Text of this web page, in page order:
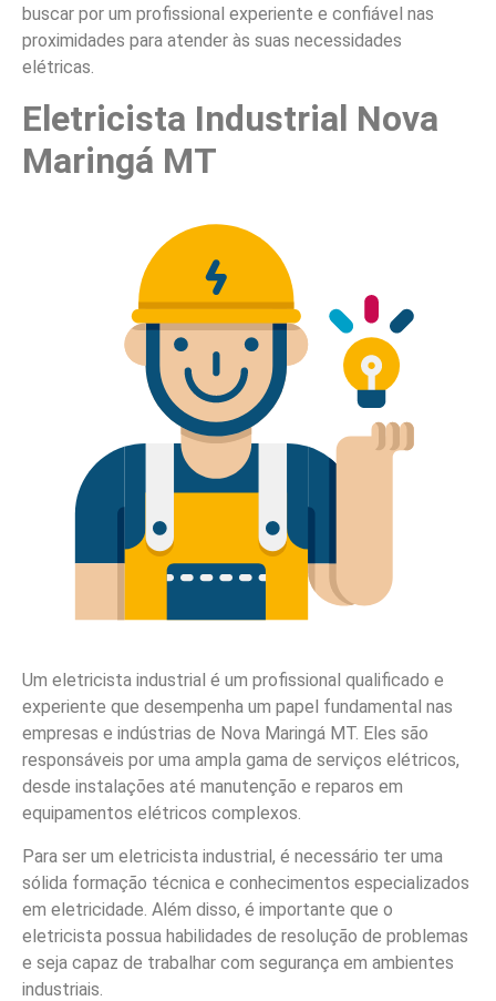
buscar por um profissional experiente e confiável nas
proximidades para atender às suas necessidades
elétricas.
Eletricista Industrial Nova
Maringá MT
Um eletricista industrial é um profissional qualificado e
experiente que desempenha um papel fundamental nas
empresas e indústrias de Nova Maringá MT. Eles são
responsáveis por uma ampla gama de serviços elétricos,
desde instalações até manutenção e reparos em
equipamentos elétricos complexos.
Para ser um eletricista industrial, é necessário ter uma
sólida formação técnica e conhecimentos especializados
em eletricidade. Além disso, é importante que o
eletricista possua habilidades de resolução de problemas
e seja capaz de trabalhar com segurança em ambientes
industriais.